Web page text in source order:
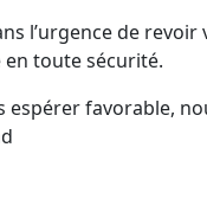
l’urgence de
toute sécurité.
favorable,
Sphend